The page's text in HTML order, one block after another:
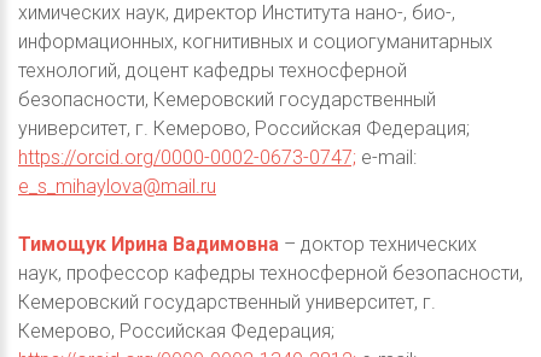
химических наук, директор Института нано-, био-,
информационных, когнитивных и социогуманитарных
технологий, доцент кафедры техносферной
безопасности, Кемеровский государственный
университет, г. Кемерово, Российская Федерация;
https://orcid.org/0000-0002-0673-0747; e-mail:
e_s_mihaylova@mail.ru
Тимощук Ирина Вадимовна – доктор технических
наук, профессор кафедры техносферной безопасности,
Кемеровский государственный университет, г.
Кемерово, Российская Федерация;